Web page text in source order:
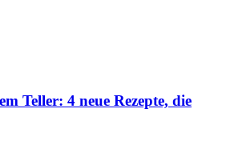
Teller: 4 neue Rezepte, die